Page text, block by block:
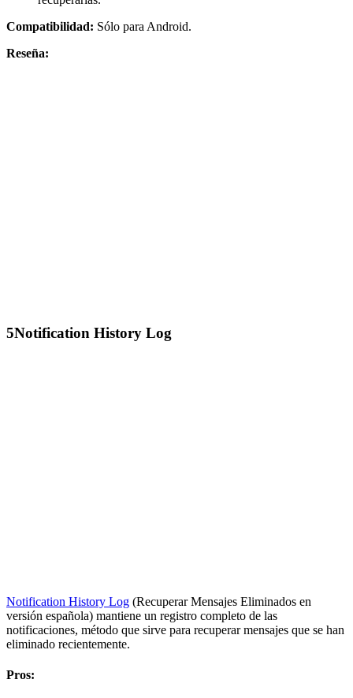
Compatibilidad: Sólo para Android.
Reseña:
5Notification History Log
Notification History Log (Recuperar Mensajes Eliminados en
versión española) mantiene un registro completo de las
notificaciones, método que sirve para recuperar mensajes que se han
eliminado recientemente.
Pros: